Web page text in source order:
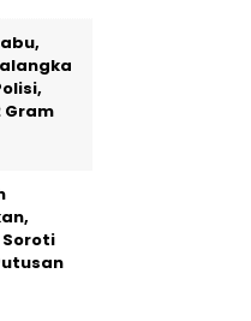
Gram
Soroti